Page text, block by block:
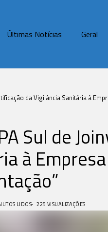
Últimas Notícias Geral
da Vigilância Sanitária à
Sul de
à
LIDOS 225 VISUALIZAÇÕES